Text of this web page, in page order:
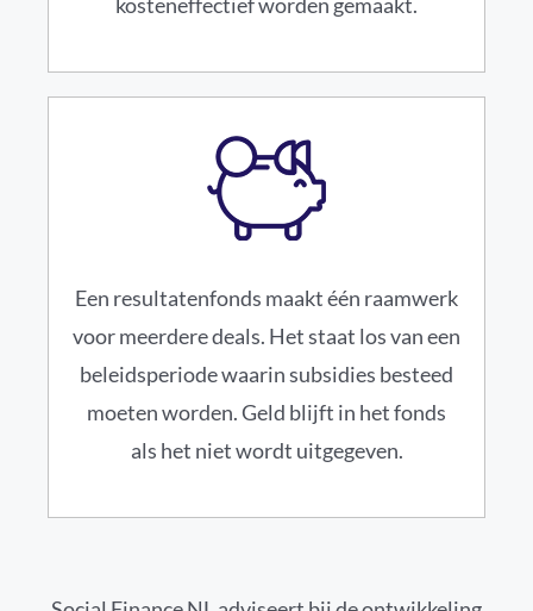
Een resultatenfonds maakt één raamwerk
voor meerdere deals. Het staat los van een
beleidsperiode waarin subsidies besteed
moeten worden. Geld blijft in het fonds
als het niet wordt uitgegeven.